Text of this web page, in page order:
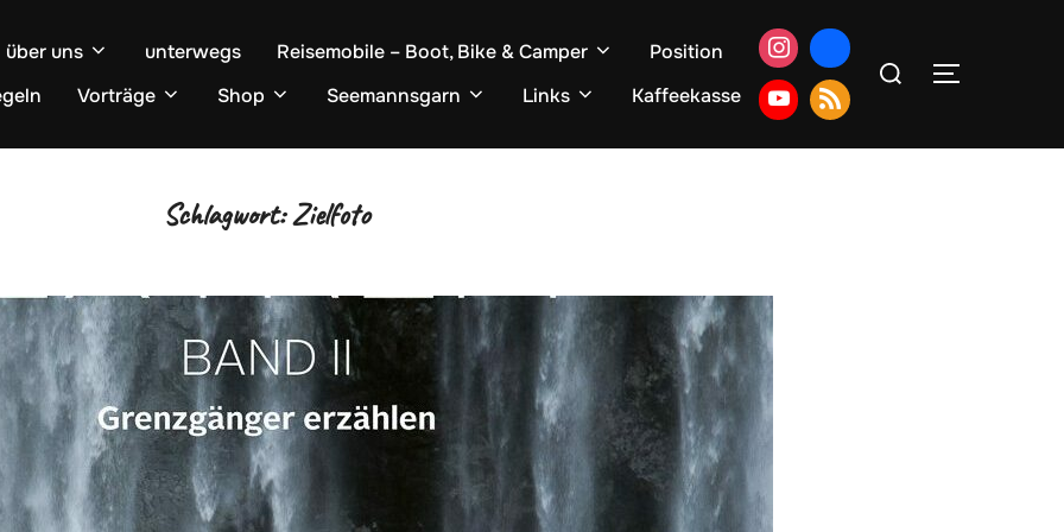
über uns unterwegs Reisemobile – Boot, Bike & Camper
Position
Vorträge Shop Seemannsgarn Links Kaffeekasse
Suchen
Schlagwort:Zielfoto